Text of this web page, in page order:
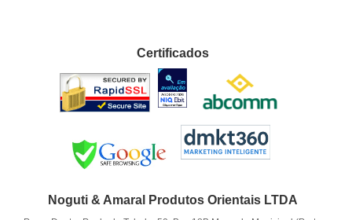
Certificados
Noguti & Amaral Produtos Orientais LTDA